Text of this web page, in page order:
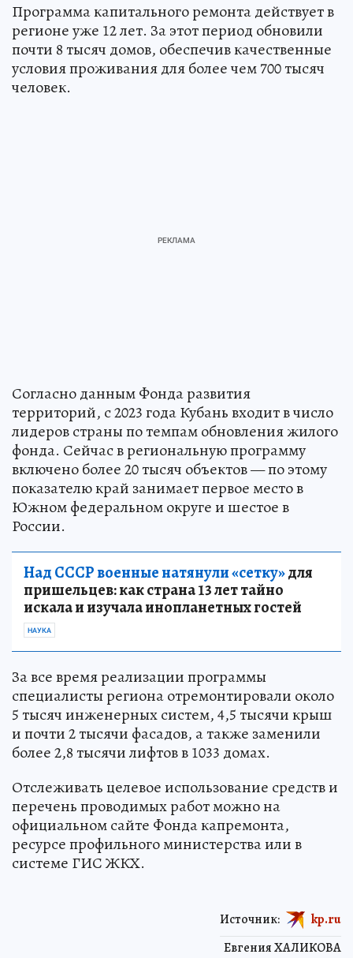
Программа капитального ремонта действует в
регионе уже 12 лет. За этот период обновили
почти 8 тысяч домов, обеспечив качественные
условия проживания для более чем 700 тысяч
человек.
Согласно данным Фонда развития
территорий, с 2023 года Кубань входит в число
лидеров страны по темпам обновления жилого
фонда. Сейчас в региональную программу
включено более 20 тысяч объектов — по этому
показателю край занимает первое место в
Южном федеральном округе и шестое в
России.
Над СССР военные натянули «сетку»для
пришельцев: как страна 13 лет тайно
искала и изучала инопланетных гостей
НАУКА
За все время реализации программы
специалисты региона отремонтировали около
5 тысяч инженерных систем, 4,5 тысячи крыш
и почти 2 тысячи фасадов, а также заменили
более 2,8 тысячи лифтов в 1033 домах.
Отслеживать целевое использование средств и
перечень проводимых работ можно на
официальном сайте Фонда капремонта,
ресурсе профильного министерства или в
системе ГИС ЖКХ.
Евгения ХАЛИКОВА
Источник: kp.ru